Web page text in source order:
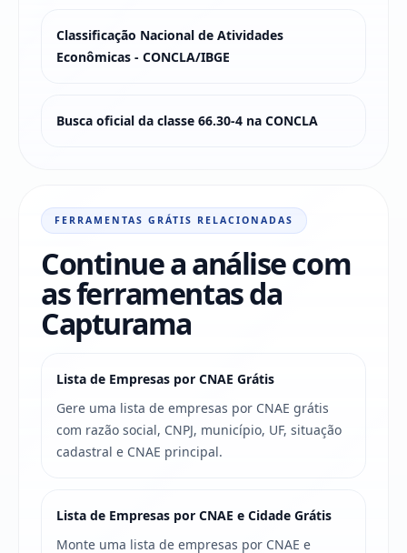
Classificação Nacional de Atividades
Econômicas - CONCLA/IBGE
Busca oficial da classe 66.30-4 na CONCLA
FERRAMENTAS GRÁTIS RELACIONADAS
Continue a análise com
as ferramentas da
Capturama
Lista de Empresas por CNAE Grátis
Gere uma lista de empresas por CNAE grátis
com razão social, CNPJ, município, UF, situação
cadastral e CNAE principal.
Lista de Empresas por CNAE e Cidade Grátis
Monte uma lista de empresas por CNAE e